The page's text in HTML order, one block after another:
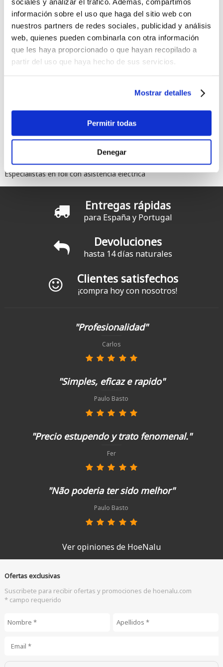
información sobre el uso que haga del sitio web con
nuestros partners de redes sociales, publicidad y análisis
web, quienes pueden combinarla con otra información
que les haya proporcionado o que hayan recopilado a
partir del uso que haya hecho de sus servicios.
Mostrar detalles
Permitir todas
Denegar
Comentarios
Foil Drive: líder en foil con asistencia eléctrica
Especialistas en foil con asistencia eléctrica
Entregas rápidas
para España y Portugal
Devoluciones
hasta 14 días naturales
Clientes satisfechos
¡compra hoy con nosotros!
"Profesionalidad"
Carlos
"Simples, eficaz e rapido"
Paulo Basto
"Precio estupendo y trato fenomenal."
Fer
"Não poderia ter sido melhor"
Paulo Basto
Ver opiniones de HoeNalu
Ofertas exclusivas
Suscribete para recibir ofertas y promociones de hoenalu.com
* campo requerido